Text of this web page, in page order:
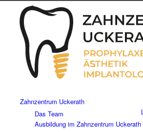
Zahnzentrum Uckerath
Das Team
Ausbildung im Zahnzentrum Uckerath